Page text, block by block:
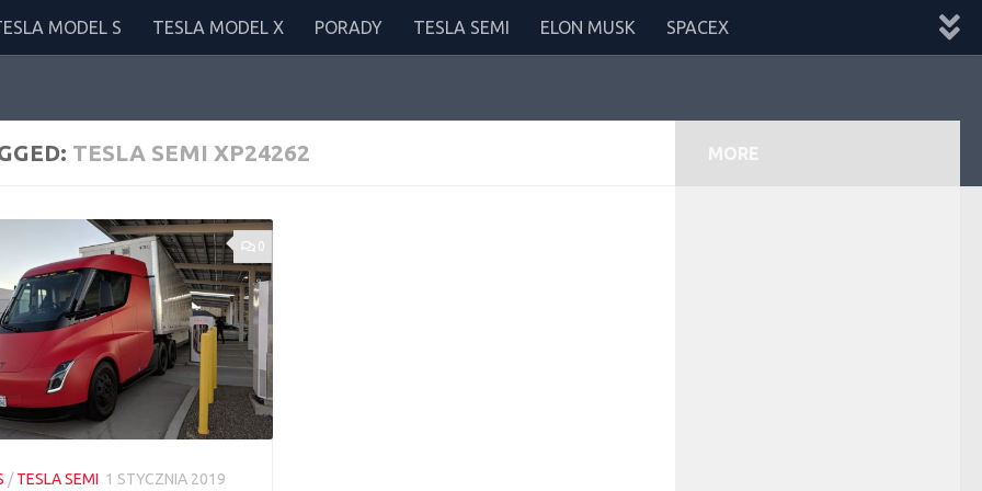
MODEL S TESLA MODEL X PORADY TESLA SEMI ELON MUSK SPACEX
TESLA SEMI XP24262
0
/TESLA SEMI 1 STYCZNIA 2019
MORE